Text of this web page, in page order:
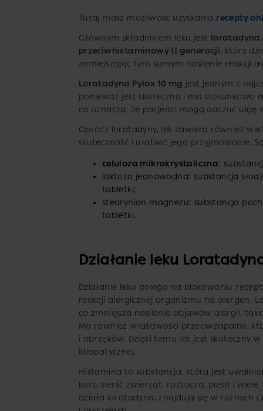
Tutaj masz możliwość uzyskania recepty
Głównym składnikiem leku jest loratadyna
przeciwhistaminowy II generacji, który
zmniejszając tym samym nasilenie reakcji
Loratadyna Pylox 10 mg jest jednym z
ponieważ jest skuteczna i ma stosunkowo
co oznacza, że ​​pacjenci mogą odczuć
Oprócz loratadyny, lek zawiera również
skuteczność i ułatwić jego przyjmowanie.
celuloza mikrokrystaliczna:
laktoza jednowodna: substancja
tabletki;
stearynian magnezu: substancja
tabletki.
Działanie leku
Działanie leku polega na blokowaniu
reakcji alergicznej organizmu na alergen.
co zmniejsza nasilenie objawów alergii,
Ma również właściwości przeciwzapalne,
i obrzęków. Dzięki temu lek jest skuteczny
idiopatycznej.
Histamina to substancja, która jest
kurz, sierść zwierząt, roztocza, pleśń i
działa loratadyna, znajdują się w różnych